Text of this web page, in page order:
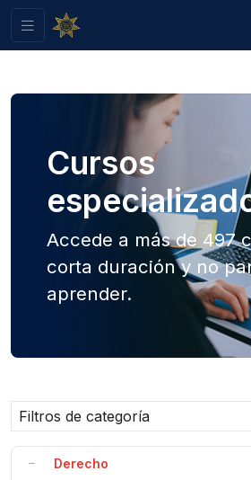
Cursos
Accede a más de 497
corta duración y no
aprender.
Filtros de categoría
Derecho